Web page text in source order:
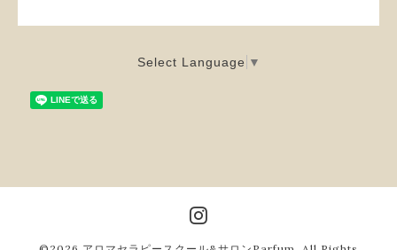
Select Language ▼